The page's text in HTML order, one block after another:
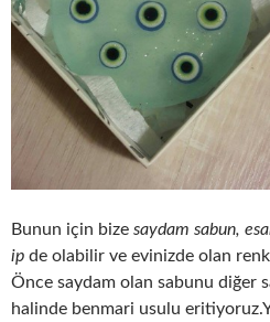
Bunun için bize saydam sabun,
ip de olabilir ve evinizde olan
Önce saydam olan sabunu diğer
halinde benmari usulu